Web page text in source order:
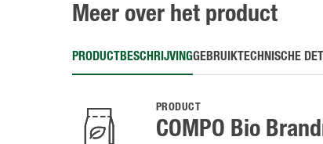
Meer over het product
PRODUCTBESCHRIJVINGGEBRUIKTECHNISCHE
PRODUCT
COMPO Bio